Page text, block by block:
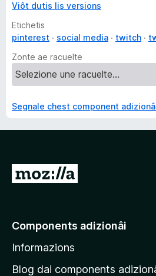
Viôt dutis lis versions
Etichetis
pinterest
social media twitch
Zonte ae racuelte
Segnale chest component
V
e
a
g
Components adizionâi
Informazions
Blog dai components